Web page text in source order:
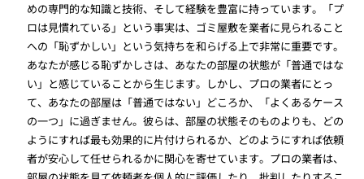
めの専門的な知識と技術、そして経験を豊富に持っています。「プ
ロは見慣れている」という事実は、ゴミ屋敷を業者に見られること
への「恥ずかしい」という気持ちを和らげる上で非常に重要です。
あなたが感じる恥ずかしさは、あなたの部屋の状態が「普通ではな
い」と感じていることから生じます。しかし、プロの業者にとっ
て、あなたの部屋は「普通ではない」どころか、「よくあるケース
の一つ」に過ぎません。彼らは、部屋の状態そのものよりも、どの
ようにすれば最も効果的に片付けられるか、どのようにすれば依頼
者が安心して任せられるかに関心を寄せています。プロの業者は、